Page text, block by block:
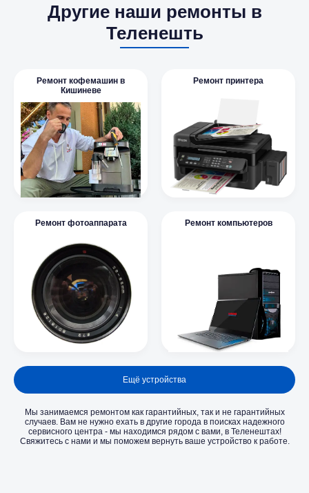
Другие наши ремонты в
Теленешть
Ремонт кофемашин в
Кишиневе
Ремонт принтера
Ремонт фотоаппарата Ремонт компьютеров
Ещё устройства
Мы занимаемся ремонтом как гарантийных, так и не гарантийных
случаев. Вам не нужно ехать в другие города в поисках надежного
сервисного центра - мы находимся рядом с вами, в Теленештах!
Свяжитесь с нами и мы поможем вернуть ваше устройство к работе.